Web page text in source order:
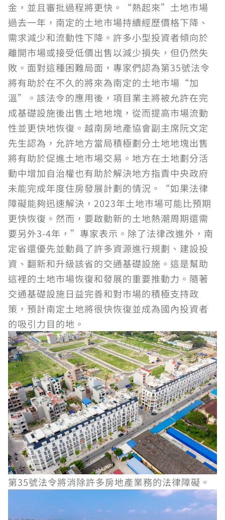
金，並且審批過程將更快。“熱起來”土地市場
過去一年，南定的土地市場持續經歷價格下降、
需求減少和流動性下降。許多小型投資者傾向於
離開市場或接受低價出售以減少損失，但仍然失
敗。面對這種困難局面，專家們認為第35號法令
將有助於在不久的將來為南定的土地市場“加
溫”。該法令的應用後，項目業主將被允許在完
成基礎設施後出售土地地塊，從而提高市場流動
性並更快地恢復。越南房地產協會副主席阮文定
先生認為，允許地方當局積極劃分土地地塊出售
將有助於促進土地市場交易。地方在土地劃分活
動中增加自治權也有助於解決地方指責中央政府
未能完成年度住房發展計劃的情況。“如果法律
障礙能夠迅速解決，2023年土地市場可能比預期
更快恢復。然而，要啟動新的土地熱潮周期還需
要另外3-4年，”專家表示。除了法律改進外，南
定省還優先並動員了許多資源進行規劃、建設投
資、翻新和升級該省的交通基礎設施。這是幫助
這裡的土地市場恢復和發展的重要推動力。隨著
交通基礎設施日益完善和對市場的積極支持政
策，預計南定土地將很快恢復並成為國內投資者
的吸引力目的地。
第35號法令將消除許多房地產業務的法律障礙。